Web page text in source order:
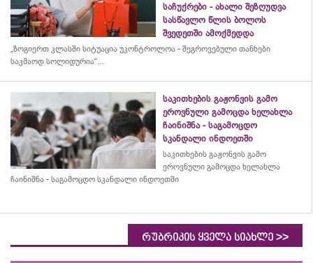
საჩუქრები - ახალი შეზღუდვა
სასწავლო წლის ბოლოს
შვედეთში ამოქმედდა
„ზოგიერთ კლასში სიტუაცია უკონტროლოა - შეგროვებული თანხები
საკმაოდ სოლიდურია“...
საკითხების გაჟონვის გამო
ეროვნული გამოცდა ხელახლა
ჩაინიშნა - საგამოცდო
სკანდალი ინდოეთში
საკითხების გაჟონვის გამო
ეროვნული გამოცდა ხელახლა
ჩაინიშნა - საგამოცდო სკანდალი ინდოეთში
რუბრიკის ყველა სიახლე >>